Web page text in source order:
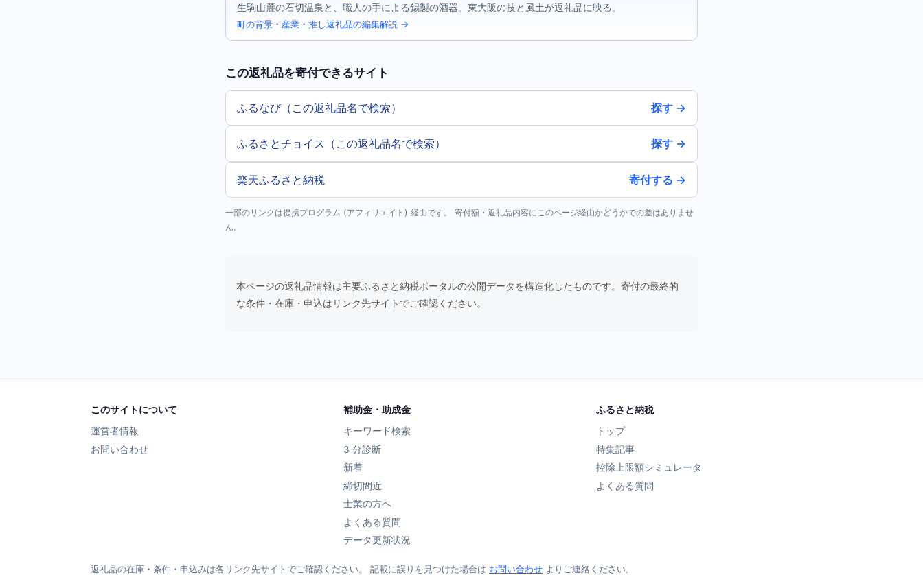
生駒山麓の石切温泉と、職人の手による錫製の酒器。東大阪の技と風土が返礼品に映る。
町の背景・産業・推し返礼品の編集解説 →
この返礼品を寄付できるサイト
ふるなび（この返礼品名で検索） 探す →
ふるさとチョイス（この返礼品名で検索） 探す →
楽天ふるさと納税 寄付する →
一部のリンクは提携プログラム (アフィリエイト) 経由です。 寄付額・返礼品内容にこのページ経由かどうかでの差はありませ
ん。
本ページの返礼品情報は主要ふるさと納税ポータルの公開データを構造化したものです。寄付の最終的
な条件・在庫・申込はリンク先サイトでご確認ください。
このサイトについて
運営者情報
お問い合わせ
補助金・助成金
キーワード検索
3 分診断
新着
締切間近
士業の方へ
よくある質問
データ更新状況
ふるさと納税
トップ
特集記事
控除上限額シミュレータ
よくある質問
返礼品の在庫・条件・申込みは各リンク先サイトでご確認ください。 記載に誤りを見つけた場合は お問い合わせ よりご連絡ください。